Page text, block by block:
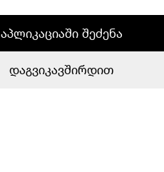
აპლიკაციაში შეძენა
დაგვიკავშირდით